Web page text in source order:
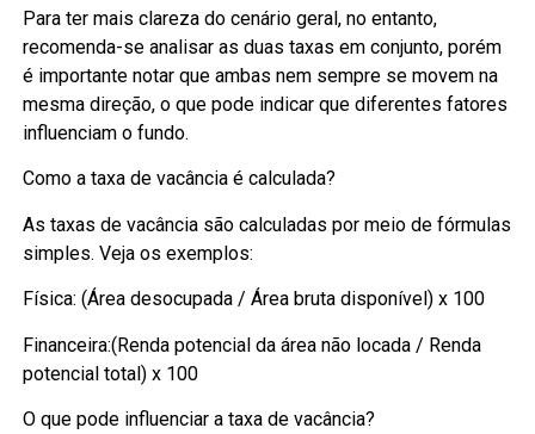
Para ter mais clareza do cenário geral, no entanto,
recomenda-se analisar as duas taxas em conjunto, porém
é importante notar que ambas nem sempre se movem na
mesma direção, o que pode indicar que diferentes fatores
influenciam o fundo.
Como a taxa de vacância é calculada?
As taxas de vacância são calculadas por meio de fórmulas
simples. Veja os exemplos:
Física: (Área desocupada / Área bruta disponível) x 100
Financeira:(Renda potencial da área não locada / Renda
potencial total) x 100
O que pode influenciar a taxa de vacância?